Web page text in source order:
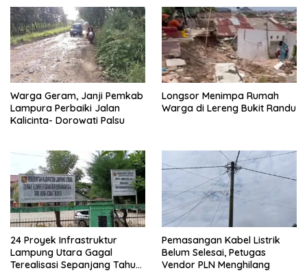
Warga Geram, Janji Pemkab
Lampura Perbaiki Jalan
Kalicinta- Dorowati Palsu
Longsor Menimpa Rumah
Warga di Lereng Bukit Randu
24 Proyek Infrastruktur
Lampung Utara Gagal
Terealisasi Sepanjang Tahun
Pemasangan Kabel Listrik
Belum Selesai, Petugas
Vendor PLN Menghilang